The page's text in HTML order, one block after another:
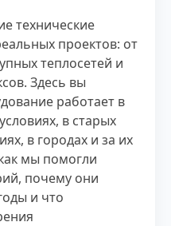
технические
проектов: от
теплосетей и
Здесь вы
работает в
в старых
в городах и за их
мы помогли
почему они
и что